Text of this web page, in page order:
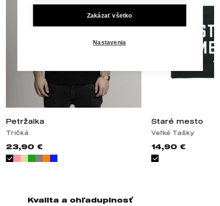
Petržalka
Tričká
23,90 €
Staré mesto
Veľké Tašky
14,90 €
Kvalita a ohľaduplnosť
Zakázať všetko
Nastavenia